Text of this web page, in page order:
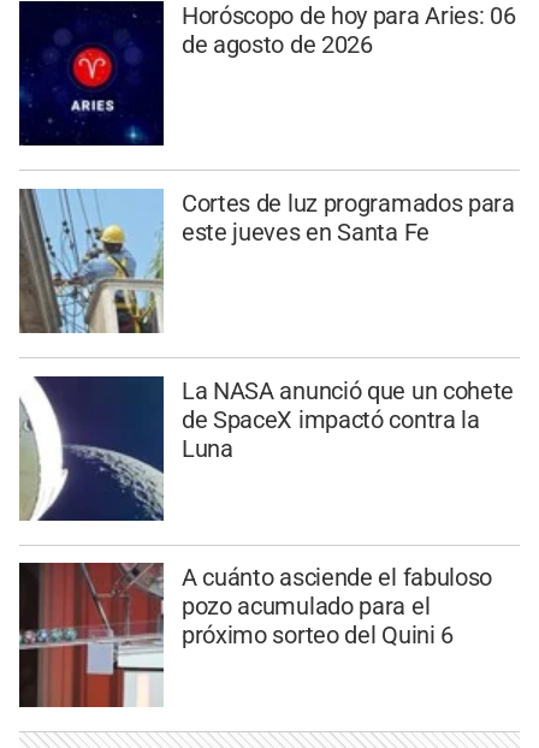
Horóscopo de hoy para Aries: 06
de agosto de 2026
Cortes de luz programados para
este jueves en Santa Fe
La NASA anunció que un cohete
de SpaceX impactó contra la
Luna
A cuánto asciende el fabuloso
pozo acumulado para el
próximo sorteo del Quini 6